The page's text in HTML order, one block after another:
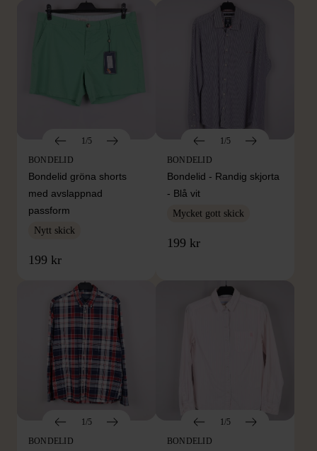
1/5
BONDELID
Bondelid gröna shorts
med avslappnad
passform
Nytt skick
199 kr
1/5
BONDELID
Bondelid - Randig skjorta
- Blå vit
Mycket gott skick
199 kr
1/5
BONDELID
1/5
BONDELID